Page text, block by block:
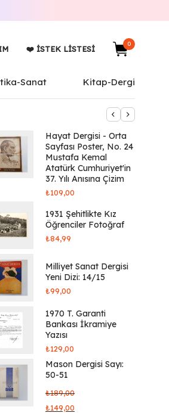
❤️ İSTEK LISTESI
0
Sanat Kitap-Dergi
Hayat Dergisi - Orta
Sayfası Poster, No. 24
Mustafa Kemal
Atatürk Cumhuriyet'in
37. Yılı Anısına Çizim
₺109,00
1931 Şehitlikte Kız
Öğrenciler Fotoğraf
₺84,99
Milliyet Sanat Dergisi
Yeni Dizi: 14/15
₺99,00
1970 T. Garanti
Bankası İkramiye
Yazısı
₺129,00
Mason Dergisi Sayı:
50-51
₺189,00
₺149,00